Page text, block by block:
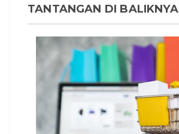
TANTANGAN DI BALIKNYA